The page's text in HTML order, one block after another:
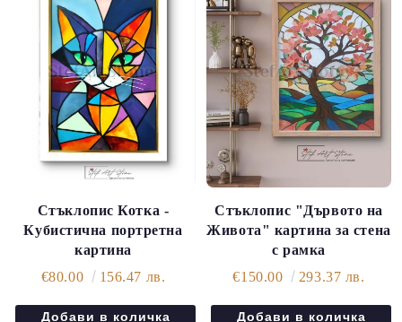
Стъклопис Котка -
Кубистична портретна
картина
€80.00
156.47 лв.
Стъклопис "Дървото на
Живота" картина за стена
с рамка
€150.00
293.37 лв.